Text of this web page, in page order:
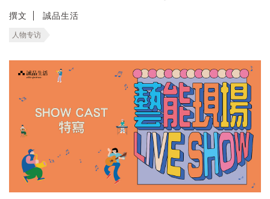
撰文 誠品生活
人物专访